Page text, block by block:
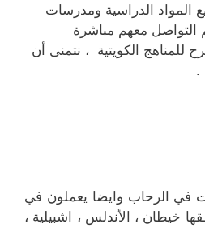
الدراسية ومدرسات
التواصل معهم مباشرة
الكويتية ، نتمنى أن
.
في الرحاب وايضا يعملون في
خيطان ، الأندلس ، اشبيلية ،